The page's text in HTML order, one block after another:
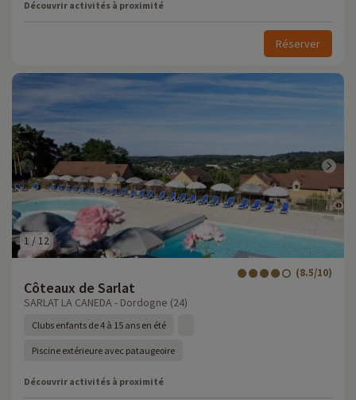
Découvrir activités à proximité
Réserver
1 /12
Côteaux de Sarlat
(8.5/10)
SARLAT LA CANEDA - Dordogne (24)
Clubs enfants de 4 à 15 ans en été
Piscine extérieure avec pataugeoire
Découvrir activités à proximité